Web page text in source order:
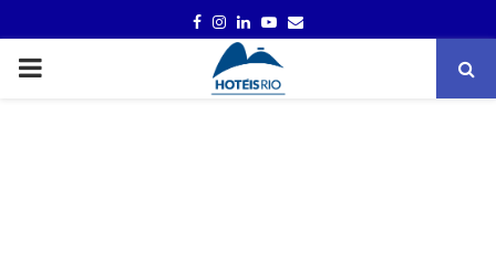
FACEBOOK
INSTAGRAM
LINKEDINYOUTUBE
EMAIL
PRIMARY